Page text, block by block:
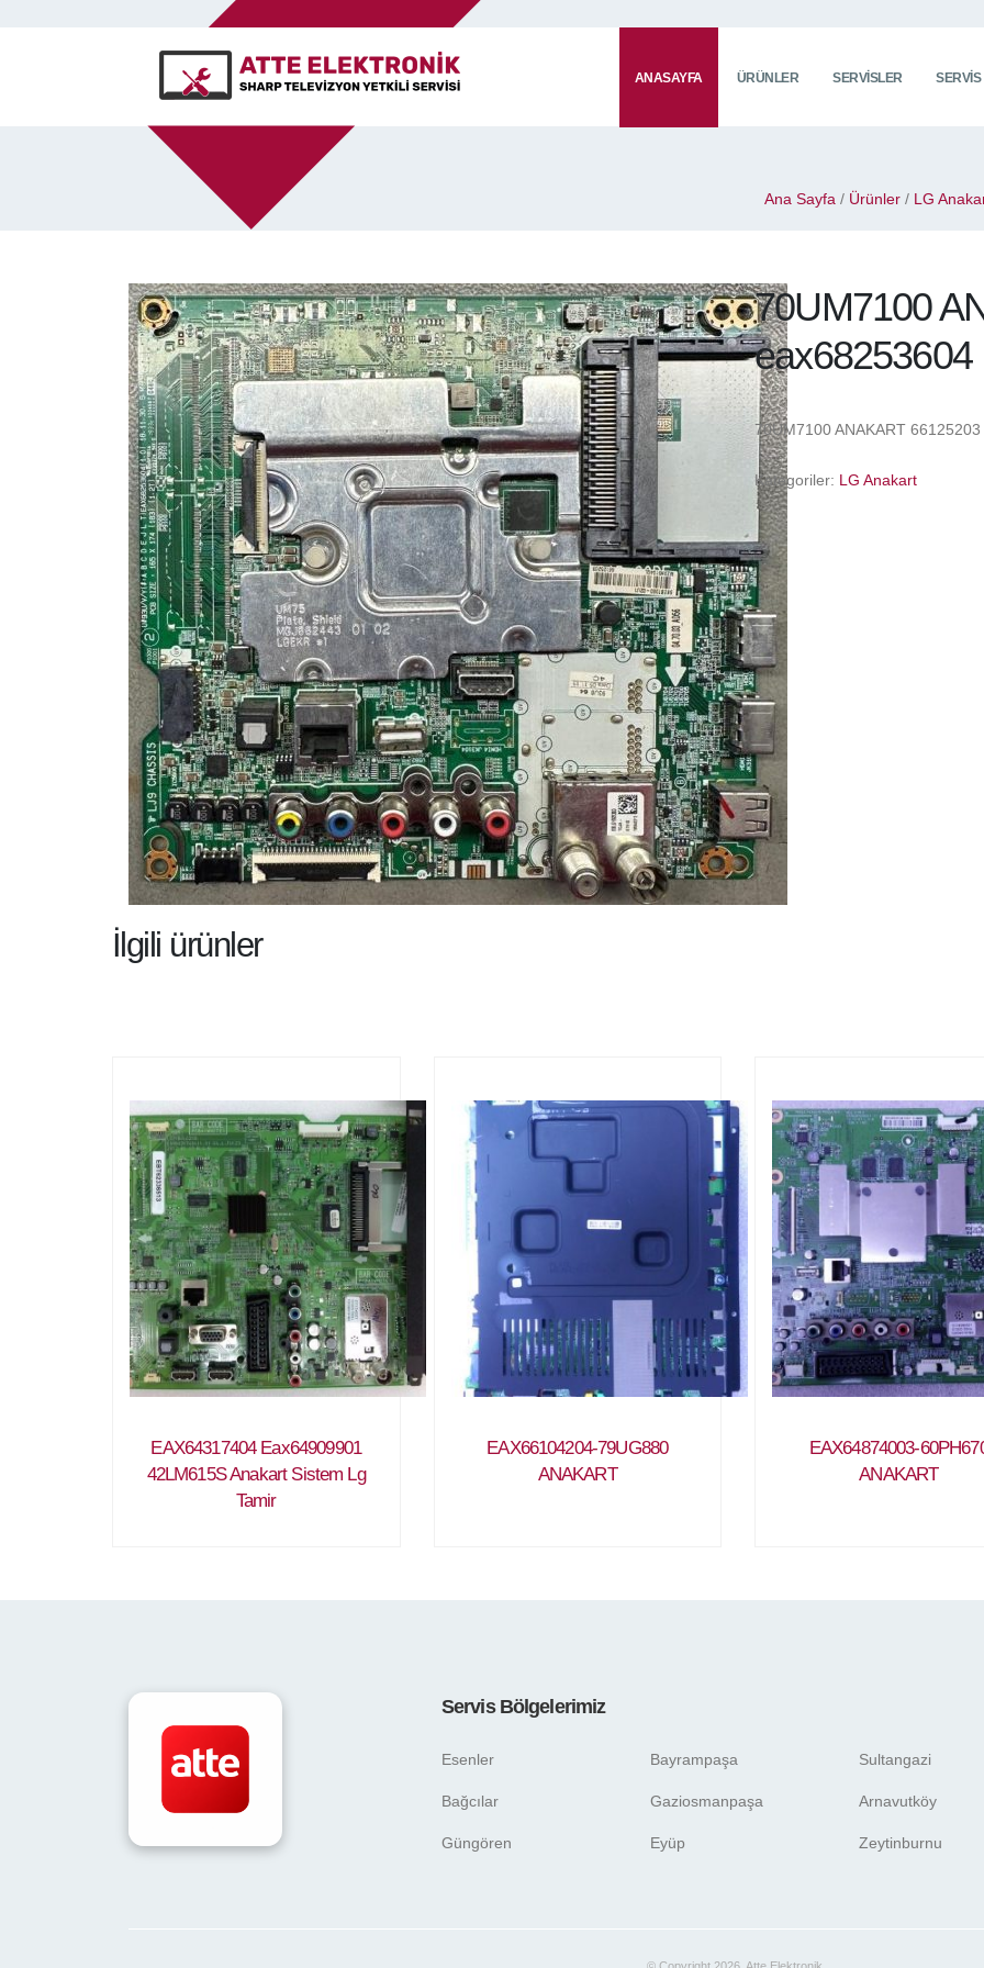
ANASAYFA ÜRÜNLER SERVISLER
Ana Sayfa / Ürünler / LG
70UM7100
eax68253604
70UM7100 ANAKART
Kategoriler: LG Anakart
İlgili ürünler
EAX64317404 Eax64909901
42LM615S Anakart Sistem Lg
Tamir
EAX66104204-79UG880
ANAKART
EAX64874003-
ANAKART
Servis Bölgelerimiz
Esenler
Bağcılar
Güngören
Bayrampaşa
Gaziosmanpaşa
Eyüp
Sultangazi
Arnavutköy
Zeytinburnu